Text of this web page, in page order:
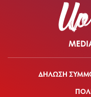
ΔΗΛΩΣΗ